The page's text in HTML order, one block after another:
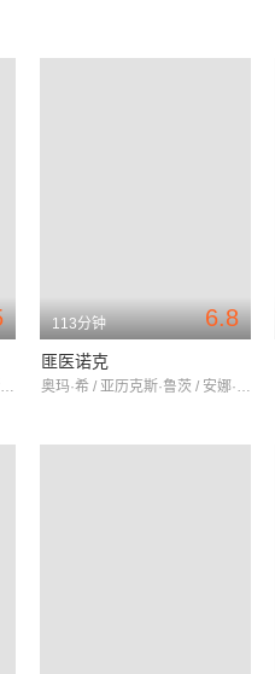
布朗什·加丁 / 德尼·波达利德斯 / 科琳娜·马谢罗
6.8
113分钟
匪医诺克
奥玛·希 / 亚历克斯·鲁茨 / 安娜·吉拉多特